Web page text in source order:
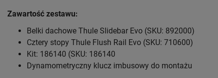
Zawartość zestawu:
Belki dachowe Thule Slidebar Evo (SKU: 892000)
Cztery stopy Thule Flush Rail Evo (SKU: 710600)
Kit: 186140 (SKU: 186140
Dynamometryczny klucz imbusowy do montażu